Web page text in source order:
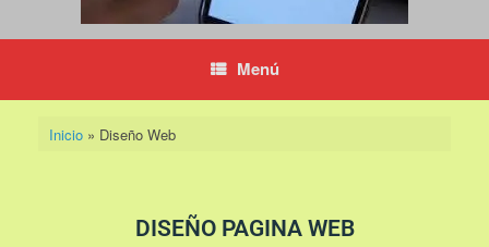
Menú
Inicio» Diseño Web
DISEÑO PAGINA WEB